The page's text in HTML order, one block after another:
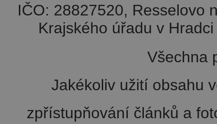
IČO: 28827520, Resselovo
Krajského úřadu v
Všechna
Jakékoliv užití obsahu
zpřístupňování článků a